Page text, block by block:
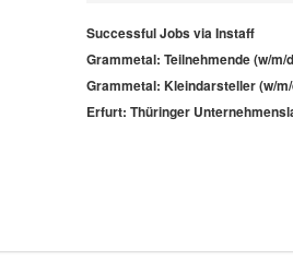
Successful Jobs via Instaff
Grammetal: Teilnehmende (w/
Grammetal: Kleindarsteller (w/
Erfurt: Thüringer